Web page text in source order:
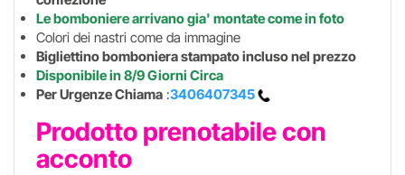
Le bomboniere arrivano gia' montate come in foto
Colori dei nastri come da immagine
Bigliettino bomboniera stampato incluso nel prezzo
Disponibile in 8/9 Giorni Circa
Per Urgenze Chiama :3406407345
Prodotto prenotabile con
acconto